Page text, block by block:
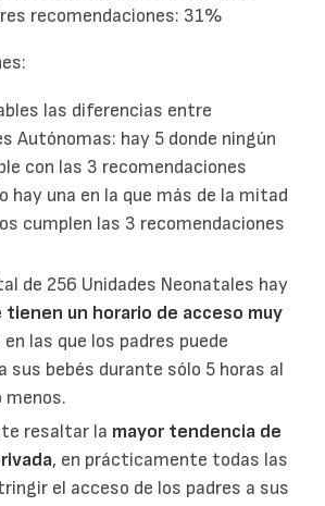
recomendaciones: 31%
las diferencias entre
Autónomas: hay 5 donde ningún
con las 3 recomendaciones
hay una en la que más de la mitad
cumplen las 3 recomendaciones
de 256 Unidades Neonatales hay
tienen un horario de acceso muy
en las que los padres puede
sus bebés durante sólo 5 horas al
menos.
resaltar la mayor tendencia de
, en prácticamente todas las
el acceso de los padres a sus